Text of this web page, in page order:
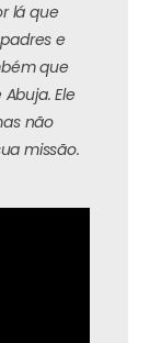
lá que
e
que
Ele
não
missão.